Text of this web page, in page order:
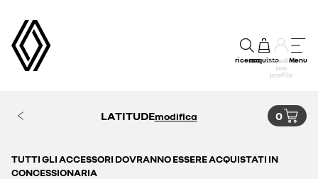
ricercaacquistoaccedi al
tuo
profilo
Menu
LATITUDEmodifica 0
TUTTI GLI ACCESSORI DOVRANNO ESSERE ACQUISTATI IN
CONCESSIONARIA